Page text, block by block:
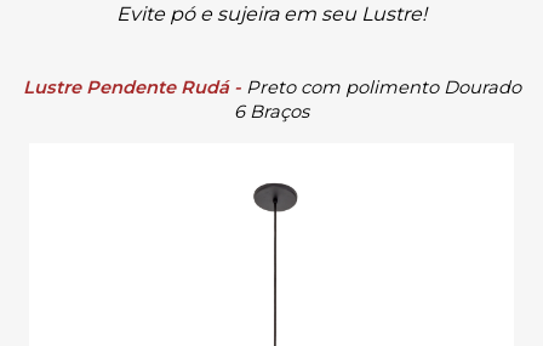
Evite pó e sujeira em seu Lustre!
Lustre Pendente Rudá - Preto com polimento Dourado
6 Braços